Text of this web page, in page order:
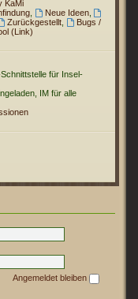
KaMi
, Neue Ideen,
Zurückgestellt,
Bugs /
(Link)
für Insel-
IM für alle
Angemeldet bleiben